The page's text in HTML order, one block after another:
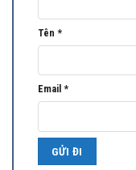
Tên *
Email *